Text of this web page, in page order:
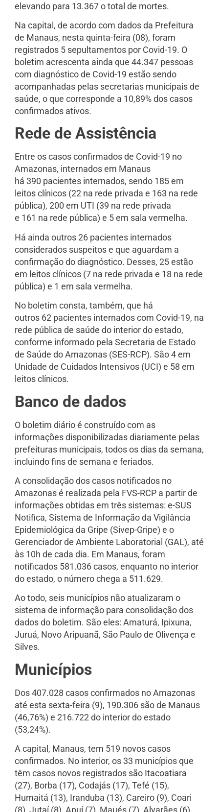
elevando para 13.367 o total de mortes.
Na capital, de acordo com dados da Prefeitura
de Manaus, nesta quinta-feira (08), foram
registrados 5 sepultamentos por Covid-19. O
boletim acrescenta ainda que 44.347 pessoas
com diagnóstico de Covid-19 estão sendo
acompanhadas pelas secretarias municipais de
saúde, o que corresponde a 10,89% dos casos
confirmados ativos.
Rede de Assistência
Entre os casos confirmados de Covid-19 no
Amazonas, internados em Manaus
há 390 pacientes internados, sendo 185 em
leitos clínicos (22 na rede privada e 163 na rede
pública), 200 em UTI (39 na rede privada
e 161 na rede pública) e 5 em sala vermelha.
Há ainda outros 26 pacientes internados
considerados suspeitos e que aguardam a
confirmação do diagnóstico. Desses, 25 estão
em leitos clínicos (7 na rede privada e 18 na rede
pública) e 1 em sala vermelha.
No boletim consta, também, que há
outros 62 pacientes internados com Covid-19, na
rede pública de saúde do interior do estado,
conforme informado pela Secretaria de Estado
de Saúde do Amazonas (SES-RCP). São 4 em
Unidade de Cuidados Intensivos (UCI) e 58 em
leitos clínicos.
Banco de dados
O boletim diário é construído com as
informações disponibilizadas diariamente pelas
prefeituras municipais, todos os dias da semana,
incluindo fins de semana e feriados.
A consolidação dos casos notificados no
Amazonas é realizada pela FVS-RCP a partir de
informações obtidas em três sistemas: e-SUS
Notifica, Sistema de Informação da Vigilância
Epidemiológica da Gripe (Sivep-Gripe) e o
Gerenciador de Ambiente Laboratorial (GAL), até
às 10h de cada dia. Em Manaus, foram
notificados 581.036 casos, enquanto no interior
do estado, o número chega a 511.629.
Ao todo, seis municípios não atualizaram o
sistema de informação para consolidação dos
dados do boletim. São eles: Amaturá, Ipixuna,
Juruá, Novo Aripuanã, São Paulo de Olivença e
Silves.
Municípios
Dos 407.028 casos confirmados no Amazonas
até esta sexta-feira (9), 190.306 são de Manaus
(46,76%) e 216.722 do interior do estado
(53,24%).
A capital, Manaus, tem 519 novos casos
confirmados. No interior, os 33 municípios que
têm casos novos registrados são Itacoatiara
(27), Borba (17), Codajás (17), Tefé (15),
Humaitá (13), Iranduba (13), Careiro (9), Coari
(8), Jutaí (8), Apuí (7), Maués (7), Alvarães (6),